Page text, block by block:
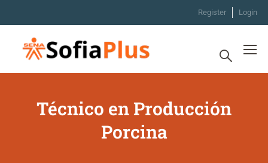
Register Login
Técnico en Producción
Porcina